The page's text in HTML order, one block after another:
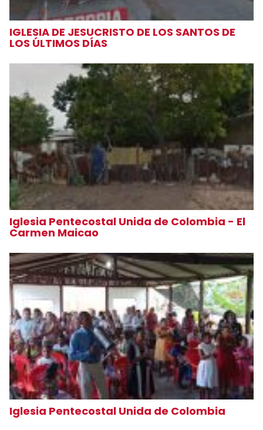
IGLESIA DE JESUCRISTO DE LOS SANTOS DE
LOS ÚLTIMOS DÍAS
Iglesia Pentecostal Unida de Colombia - El
Carmen Maicao
Iglesia Pentecostal Unida de Colombia